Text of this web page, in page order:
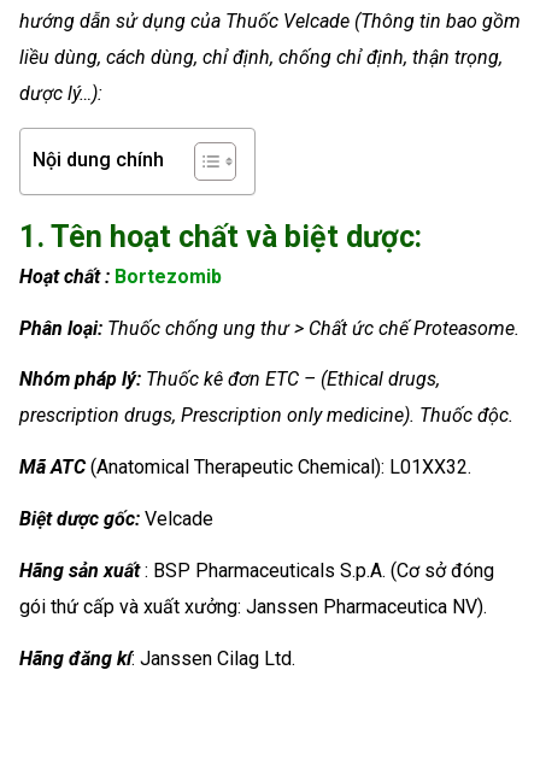
hướng dẫn sử dụng của Thuốc Velcade (Thông tin bao gồm
liều dùng, cách dùng, chỉ định, chống chỉ định, thận trọng,
dược lý…):
Nội dung chính
1. Tên hoạt chất và biệt dược:
Hoạt chất : Bortezomib
Phân loại: Thuốc chống ung thư > Chất ức chế Proteasome.
Nhóm pháp lý: Thuốc kê đơn ETC – (Ethical drugs,
prescription drugs, Prescription only medicine). Thuốc độc.
Mã ATC(Anatomical Therapeutic Chemical): L01XX32.
Biệt dược gốc: Velcade
Hãng sản xuất: BSP Pharmaceuticals S.p.A. (Cơ sở đóng
gói thứ cấp và xuất xưởng: Janssen Pharmaceutica NV).
Hãng đăng kí: Janssen Cilag Ltd.